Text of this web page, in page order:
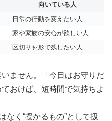
向いている人
日常の行動を変えたい人
家や家族の安心が欲しい人
区切りを形で残したい人
ません。「今日はお守りだ
おけば、短時間で気持ちよ
なく“授かるもの”として扱